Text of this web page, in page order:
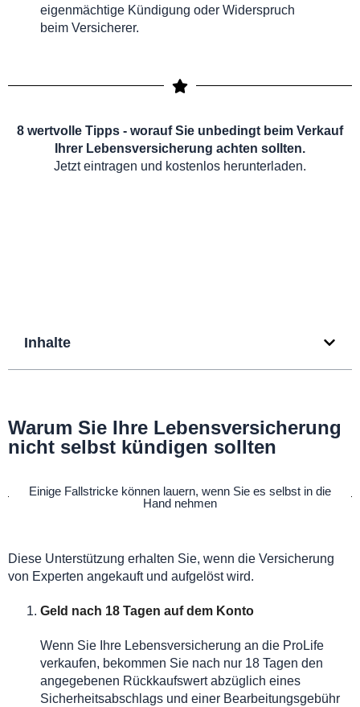
eigenmächtige Kündigung oder Widerspruch
beim Versicherer.
8 wertvolle Tipps - worauf Sie unbedingt beim Verkauf
Ihrer Lebensversicherung achten sollten.
Jetzt eintragen und kostenlos herunterladen.
Inhalte
Warum Sie Ihre Lebensversicherung
nicht selbst kündigen sollten
Einige Fallstricke können lauern, wenn Sie es selbst in die
Hand nehmen
Diese Unterstützung erhalten Sie, wenn die Versicherung
von Experten angekauft und aufgelöst wird.
Geld nach 18 Tagen auf dem Konto
Wenn Sie Ihre Lebensversicherung an die ProLife
verkaufen, bekommen Sie nach nur 18 Tagen den
angegebenen Rückkaufswert abzüglich eines
Sicherheitsabschlags und einer Bearbeitungsgebühr